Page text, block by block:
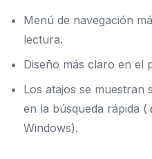
Menú de navegación
lectura.
Diseño más claro en el
Los atajos se muestran
en la búsqueda rápida (
Windows).